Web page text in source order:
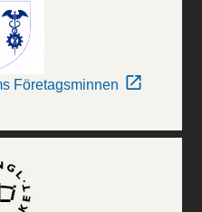
Företagsminnen